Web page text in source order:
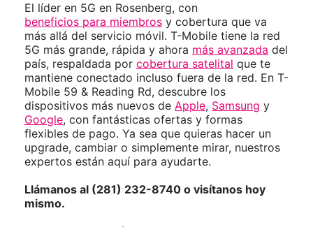
El líder en 5G en Rosenberg, con
beneficios para miembros y cobertura que va
más allá del servicio móvil. T-Mobile tiene la red
5G más grande, rápida y ahora más avanzada del
país, respaldada por cobertura satelital que te
mantiene conectado incluso fuera de la red. En T-
Mobile 59 & Reading Rd, descubre los
dispositivos más nuevos de Apple, Samsung y
Google, con fantásticas ofertas y formas
flexibles de pago. Ya sea que quieras hacer un
upgrade, cambiar o simplemente mirar, nuestros
expertos están aquí para ayudarte.
Llámanos al (281) 232-8740 o visítanos hoy
mismo.